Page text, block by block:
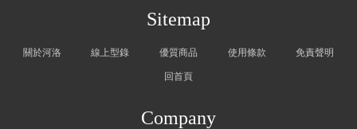
Sitemap
關於河洛 線上型錄 優質商品 使用條款 免責聲明
回首頁
Company